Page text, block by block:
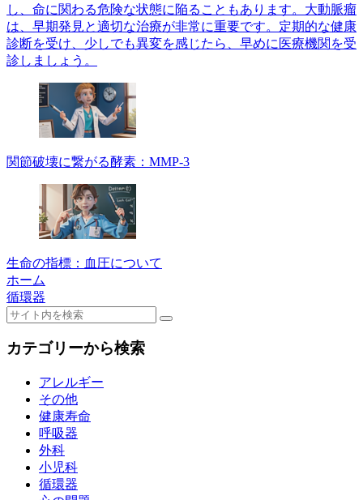
し、命に関わる危険な状態に陥ることもあります。大動脈瘤
は、早期発見と適切な治療が非常に重要です。定期的な健康
診断を受け、少しでも異変を感じたら、早めに医療機関を受
診しましょう。
関節破壊に繋がる酵素：MMP-3
生命の指標：血圧について
ホーム
循環器
カテゴリーから検索
アレルギー
その他
健康寿命
呼吸器
外科
小児科
循環器